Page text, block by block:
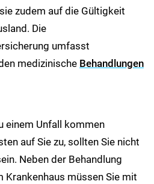
zudem auf die Gültigkeit
Die
umfasst
medizinische Behandlungen
einem Unfall kommen
auf Sie zu, sollten Sie nicht
Neben der Behandlung
müssen Sie mit